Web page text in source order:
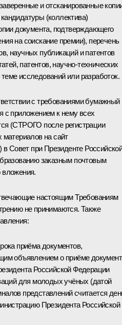
и отсканированные
(коллектива)
документа, подтверждающего
на соискание премии), перечень
научных публикаций и патентов
патентов, научно-технических
теме исследований или разработок.
с требованиями бумажный
с приложением к нему всех
(СТРОГО после регистрации
материалов на сайт
) в Совет при Президенте
заказным почтовым
вложения.
настоящим Требованиям
не принимаются. Также
приёма документов,
объявлением о приёме
Российской Федерации
для молодых учёных (датой
представлений считается
Президента Российской